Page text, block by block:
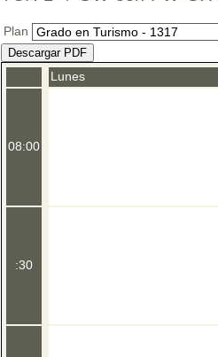
Plan
Descargar PDF
08:00
:30
Lunes